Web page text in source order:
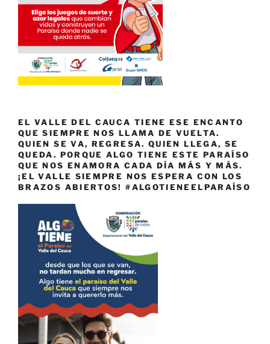
EL VALLE DEL CAUCA TIENE ESE ENCANTO
QUE SIEMPRE NOS LLAMA DE VUELTA.
QUIEN SE VA, REGRESA. QUIEN LLEGA, SE
QUEDA. PORQUE ALGO TIENE ESTE PARAÍSO
QUE NOS ENAMORA CADA DÍA MÁS Y MÁS.
¡EL VALLE SIEMPRE NOS ESPERA CON LOS
BRAZOS ABIERTOS! #ALGOTIENEELPARAÍSO